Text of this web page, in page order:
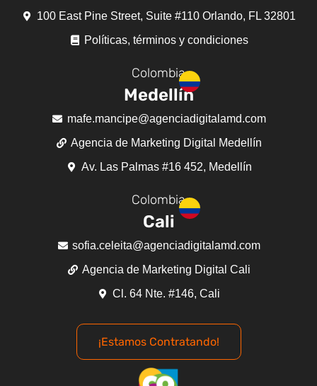
100 East Pine Street, Suite #110 Orlando, FL 32801
Políticas, términos y condiciones
Colombia
Medellín
mafe.mancipe@agenciadigitalamd.com
Agencia de Marketing Digital Medellín
Av. Las Palmas #16 452, Medellín
Colombia
Cali
sofia.celeita@agenciadigitalamd.com
Agencia de Marketing Digital Cali
Cl. 64 Nte. #146, Cali
¡Estamos Contratando!